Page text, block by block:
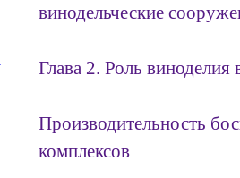
винодельческие
Глава 2. Роль
Производительность
комплексов